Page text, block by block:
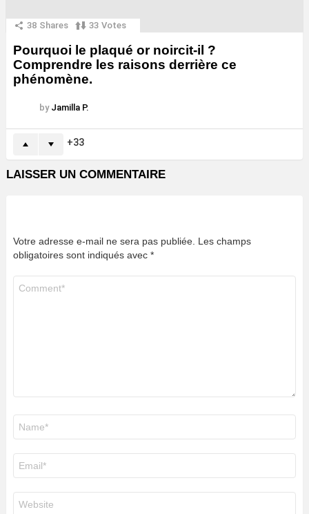
38 Shares 33 Votes
Pourquoi le plaqué or noircit-il ?
Comprendre les raisons derrière ce
phénomène.
by Jamilla P.
33
LAISSER UN COMMENTAIRE
Votre adresse e-mail ne sera pas publiée. Les champs
obligatoires sont indiqués avec *
mail
*
web